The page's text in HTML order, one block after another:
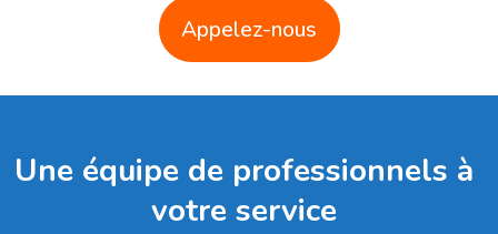
Appelez-nous
Une équipe de professionnels à
votre service